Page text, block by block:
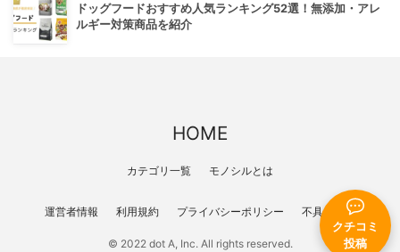
クチコミ
投稿
ドッグフードおすすめ人気ランキング52選！無添加・アレ
ルギー対策商品を紹介
HOME
カテゴリ一覧 モノシルとは
運営者情報 利用規約 プライバシーポリシー 不具合報告
© 2022 dot A, Inc. All rights reserved.